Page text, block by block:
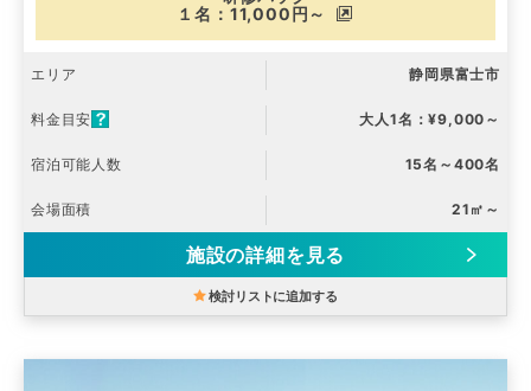
１名：11,000円～
エリア 静岡県富士市
料金目安 大人1名：¥9,000～
宿泊可能人数 15名～400名
会場面積 21㎡～
施設の詳細を見る
検討リストに追加する